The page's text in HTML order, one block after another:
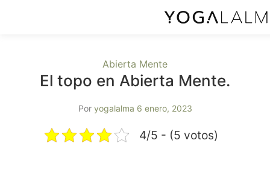
Abierta Mente
El topo en Abierta Mente.
Por yogalalma 6 enero, 2023
4/5 - (5 votos)